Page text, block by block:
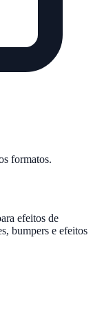
formatos.
efeitos de
bumpers e efeitos